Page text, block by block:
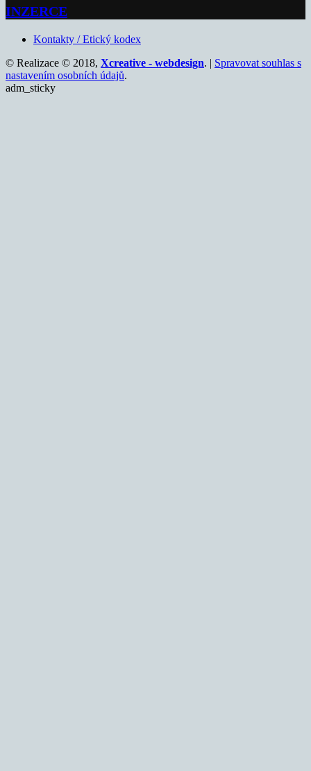
INZERCE
Kontakty / Etický kodex
© Realizace © 2018, Xcreative - webdesign. | Spravovat souhlas s
nastavením osobních údajů.
adm_sticky